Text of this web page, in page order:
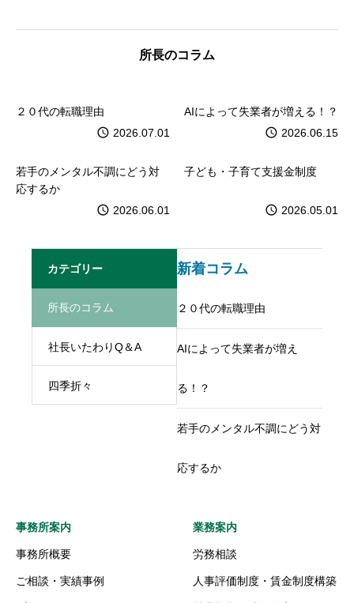
所長のコラム
２０代の転職理由
2026.07.01
AIによって失業者が増える！？
2026.06.15
若手のメンタル不調にどう対
応するか
2026.06.01
子ども・子育て支援金制度
2026.05.01
カテゴリー
所長のコラム
社長いたわりQ＆A
四季折々
新着コラム
２０代の転職理由
AIによって失業者が増え
る！？
若手のメンタル不調にどう対
応するか
事務所案内
事務所概要
ご相談・実績事例
業務案内
労務相談
人事評価制度・賃金制度構築